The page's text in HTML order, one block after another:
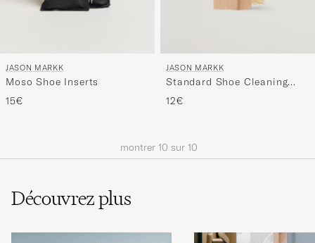
JASON MARKK
Moso Shoe Inserts
15€
JASON MARKK
Standard Shoe Cleaning
Brush
12€
montrer 10 sur 10
Découvrez plus